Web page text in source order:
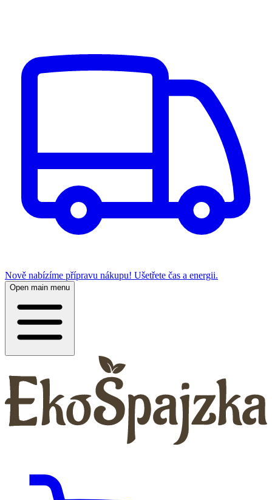
Nově nabízíme přípravu nákupu! Ušetřete čas a energii.
Open main menu